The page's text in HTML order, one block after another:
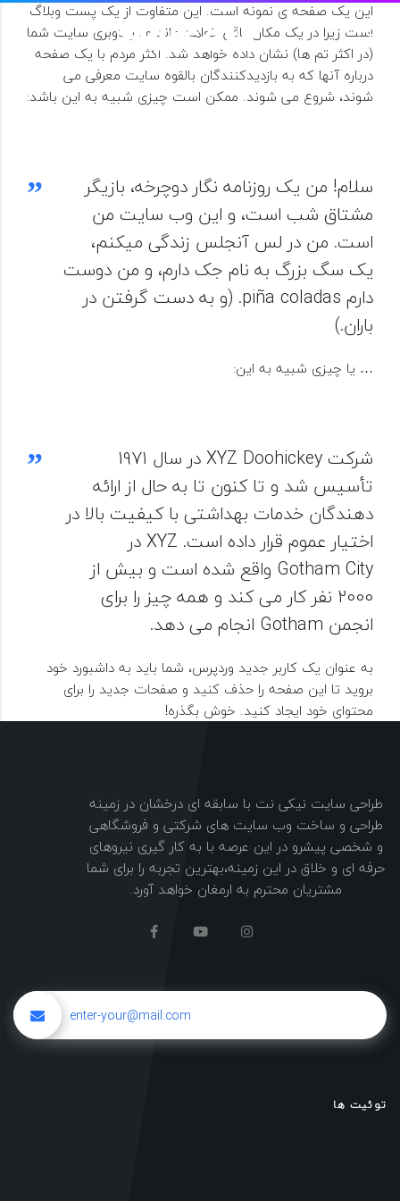
این یک صفحه ی نمونه است.این متفاوت از یک پست وبلاگ
است زیرا در یک مکان باقی خواهد ماند و در ناوبری سایت شما
(در اکثر تم ها) نشان داده خواهد شد. اکثر مردم با یک صفحه
درباره آنها که به بازدیدکنندگان بالقوه سایت معرفی می
شوند، شروع می شوند. ممکن است چیزی شبیه به این باشد:
سلام! من یک روزنامه نگار دوچرخه، بازیگر
مشتاق شب است، و این وب سایت من
است. من در لس آنجلس زندگی میکنم،
یک سگ بزرگ به نام جک دارم، و من دوست
دارم piña coladas.
(و به دست گرفتن در
باران.)
… یا چیزی شبیه به این:
شرکت XYZ Doohickey در سال 1971
تأسیس شد و تا کنون تا به حال از ارائه
دهندگان خدمات بهداشتی با کیفیت بالا در
اختیار عموم قرار داده است.
XYZ در
Gotham City واقع شده است و بیش از
2000 نفر کار می کند و همه چیز را برای
انجمن Gotham انجام می دهد.
به عنوان یک کاربر جدید وردپرس، شما باید به داشبورد خود
بروید تا این صفحه را حذف کنید و صفحات جدید را برای
محتوای خود ایجاد کنید. خوش بگذره!
طراحی سایت نیکی نت با سابقه ای درخشان در زمینه
طراحی و ساخت وب سایت های شرکتی و فروشگاهی
و شخصی پیشرو در این عرصه با به کار گیری نیروهای
حرفه ای و خلاق در این زمینه،بهترین تجربه را برای شما
مشتریان محترم به ارمغان خواهد آورد.
توئیت ها